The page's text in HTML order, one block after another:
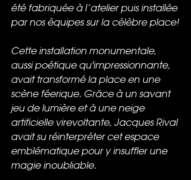
été fabriquée à l’atelier puis installée
par nos équipes sur la célèbre place!
Cette installation monumentale,
aussi poétique qu'impressionnante,
avait transformé la place en une
scène féerique. Grâce à un savant
jeu de lumière et à une neige
artificielle virevoltante, Jacques Rival
avait su réinterpréter cet espace
emblématique pour y insuffler une
magie inoubliable.